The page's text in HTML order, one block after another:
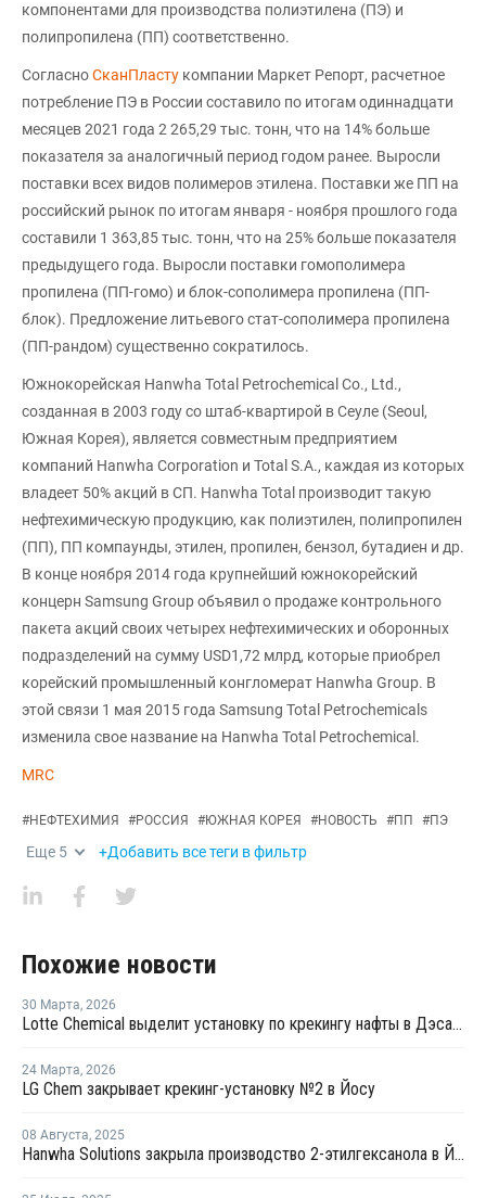
компонентами для производства полиэтилена (ПЭ) и
полипропилена (ПП) соответственно.
СогласноСканПласту компании Маркет Репорт, расчетное
потребление ПЭ в России составило по итогам одиннадцати
месяцев 2021 года 2 265,29 тыс. тонн, что на 14% больше
показателя за аналогичный период годом ранее. Выросли
поставки всех видов полимеров этилена. Поставки же ПП на
российский рынок по итогам января - ноября прошлого года
составили 1 363,85 тыс. тонн, что на 25% больше показателя
предыдущего года. Выросли поставки гомополимера
пропилена (ПП-гомо) и блок-сополимера пропилена (ПП-
блок). Предложение литьевого стат-сополимера пропилена
(ПП-рандом) существенно сократилось.
Южнокорейская Hanwha Total Petrochemical Co., Ltd.,
созданная в 2003 году со штаб-квартирой в Сеуле (Seoul,
Южная Корея), является совместным предприятием
компаний Hanwha Corporation и Total S.A., каждая из которых
владеет 50% акций в СП. Hanwha Total производит такую
нефтехимическую продукцию, как полиэтилен, полипропилен
(ПП), ПП компаунды, этилен, пропилен, бензол, бутадиен и др.
В конце ноября 2014 года крупнейший южнокорейский
концерн Samsung Group объявил о продаже контрольного
пакета акций своих четырех нефтехимических и оборонных
подразделений на сумму USD1,72 млрд, которые приобрел
корейский промышленный конгломерат Hanwha Group. В
этой связи 1 мая 2015 года Samsung Total Petrochemicals
изменила свое название на Hanwha Total Petrochemical.
MRC
#НЕФТЕХИМИЯ #РОССИЯ #ЮЖНАЯ КОРЕЯ #НОВОСТЬ #ПП #ПЭ
Еще 5 +Добавить все теги в фильтр
Похожие новости
30 Марта, 2026
Lotte Chemical выделит установку по крекингу нафты в Дэсане и объединится с HD Hyundai Chemical
24 Марта, 2026
LG Chem закрывает крекинг-установку №2 в Йосу
08 Августа, 2025
Hanwha Solutions закрыла производство 2-этилгексанола в Йосу